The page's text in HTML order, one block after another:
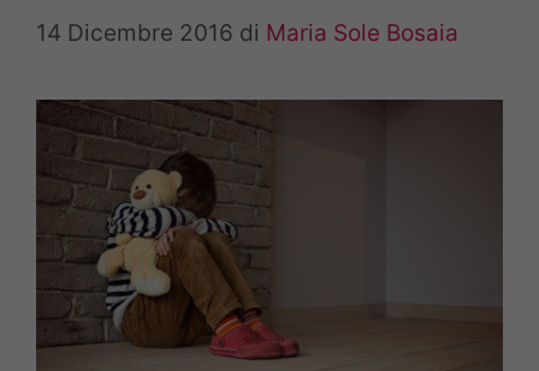
14 Dicembre 2016 di Maria Sole Bosaia